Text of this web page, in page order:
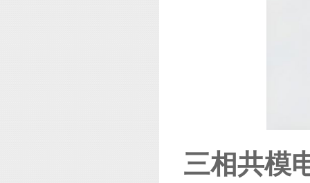
三相共模